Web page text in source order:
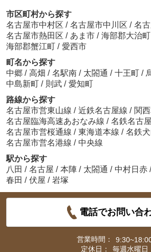
市区町村から探す
名古屋市中村区 / 名古屋市中川区 / 名
名古屋市熱田区 / あま市 / 海部郡大治町
海部郡蟹江町 / 愛西市
町名から探す
中郷 / 高畑 / 名駅南 / 太閤通 / 十王町 /
中島新町 / 則武 / 愛知町
路線から探す
名古屋市営東山線 / 近鉄名古屋線 / 関
名古屋臨海高速あおなみ線 / 名鉄名古
名古屋市営桜通線 / 東海道本線 / 名鉄
名古屋市営名港線 / 中央線
駅から探す
八田 / 名古屋 / 本陣 / 太閤通 / 中村日赤 /
春田 / 伏屋 / 岩塚
電話でお問い合
営業時間：
定休日：
毎週水曜日